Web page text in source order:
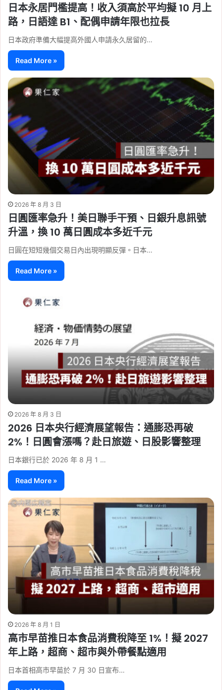
日本永居門檻提高！收入須高於平均擬 10 月上
路，日語達 B1、配偶申請年限也拉長
日本政府準備大幅提高外國人申請永久居留的…
Read More »
2026 年 8 月 3 日
日圓匯率急升！美日聯手干預、日銀升息訊號
升溫，換 10 萬日圓成本多近千元
日圓在短短幾個交易日內出現明顯反彈。日本…
Read More »
2026 年 8 月 3 日
2026 日本央行經濟展望報告：通膨恐再破
2%！日圓會漲嗎？赴日旅遊、日股影響整理
日本銀行已於 2026 年 8 月 1 …
Read More »
2026 年 8 月 1 日
高市早苗推日本食品消費稅降至 1%！擬 2027
年上路，超商、超市與外帶餐點適用
日本首相高市早苗於 7 月 30 日宣布…